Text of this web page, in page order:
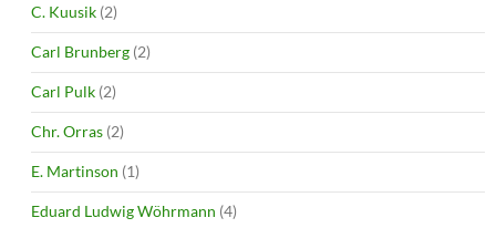
C. Kuusik (2)
Carl Brunberg (2)
Carl Pulk (2)
Chr. Orras (2)
E. Martinson (1)
Eduard Ludwig Wöhrmann (4)